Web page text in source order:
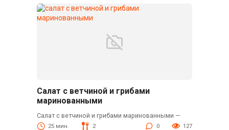
Салат с ветчиной и грибами
маринованными
Салат с ветчиной и грибами маринованными —
25 мин. 2 0 127